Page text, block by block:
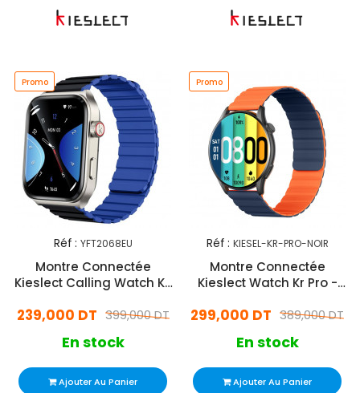
Promo
Réf : YFT2068EU
Montre Connectée
Kieslect Calling Watch KS
399,000 DT
239,000 DT
En stock
Ajouter Au Panier
Promo
Réf : KIESEL-KR-PRO-NOIR
Montre Connectée
Kieslect Watch Kr Pro -
389,000 DT
299,000 DT
En stock
Ajouter Au Panier